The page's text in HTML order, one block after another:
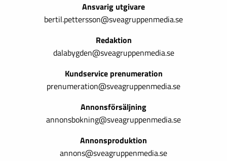
Ansvarig utgivare
bertil.pettersson@sveagruppenmedia.se
Redaktion
dalabygden@sveagruppenmedia.se
Kundservice prenumeration
prenumeration@sveagruppenmedia.se
Annonsförsäljning
annonsbokning@sveagruppenmedia.se
Annonsproduktion
annons@sveagruppenmedia.se